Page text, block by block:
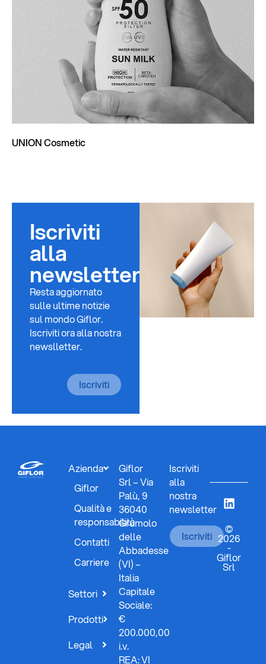
UNION Cosmetic
Iscriviti
alla
newsletter
Resta aggiornato
sulle ultime notizie
sul mondo Giflor.
Iscriviti ora alla nostra
newslletter.
Iscriviti
Azienda
Giflor
Qualità e
responsabilità
Contatti
Carriere
Settori
Prodotti
Legal
Giflor
Srl – Via
Palù, 9
36040
Grumolo
delle
Abbadesse
(VI) –
Italia
Capitale
Sociale:
€
200.000,00
i.v.
REA: VI
Iscriviti
alla
nostra
newsletter
Iscriviti
©
2026
-
Giflor
Srl